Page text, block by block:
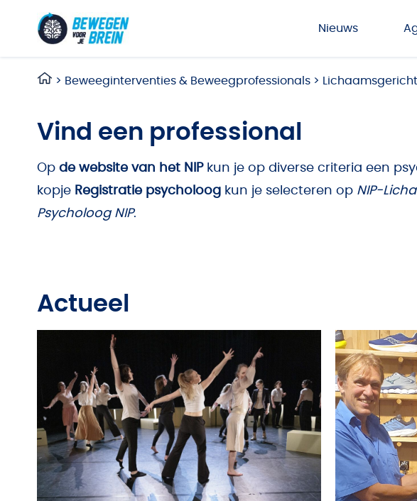
Nieuws
> Beweeginterventies & Beweegprofessionals >
Vind een professional
Op de website van het NIP kun je op diverse criteria een
kopje Registratie psycholoog kun je selecteren op NIP-
Psycholoog NIP.
Actueel